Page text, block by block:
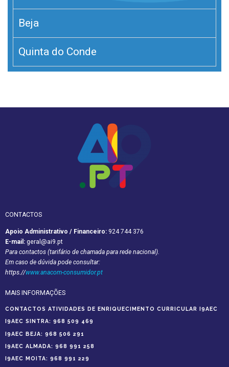
Beja
Quinta do Conde
CONTACTOS
Apoio Administrativo / Financeiro: 924 744 376
E-mail: geral@ai9.pt
Para contactos (tarifário de chamada para rede nacional).
Em caso de dúvida pode consultar:
https.//www.anacom-consumidor.pt
MAIS INFORMAÇÕES
CONTACTOS ATIVIDADES DE ENRIQUECIMENTO CURRICULAR I9AEC
I9AEC SINTRA: 968 509 469
I9AEC BEJA: 968 506 291
I9AEC ALMADA: ‭ 968 991 258‬
I9AEC MOITA: 968 991 229